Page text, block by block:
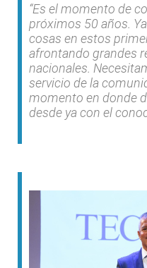
“Es el momento de
próximos 50 años.
cosas en estos
afrontando grandes
nacionales.
servicio de la
momento en donde
desde ya con el